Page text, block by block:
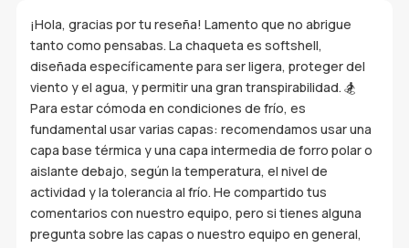
¡Hola, gracias por tu reseña! Lamento que no abrigue
tanto como pensabas. La chaqueta es softshell,
diseñada específicamente para ser ligera, proteger del
viento y el agua, y permitir una gran transpirabilidad. 🏂
Para estar cómoda en condiciones de frío, es
fundamental usar varias capas: recomendamos usar una
capa base térmica y una capa intermedia de forro polar o
aislante debajo, según la temperatura, el nivel de
actividad y la tolerancia al frío. He compartido tus
comentarios con nuestro equipo, pero si tienes alguna
pregunta sobre las capas o nuestro equipo en general,